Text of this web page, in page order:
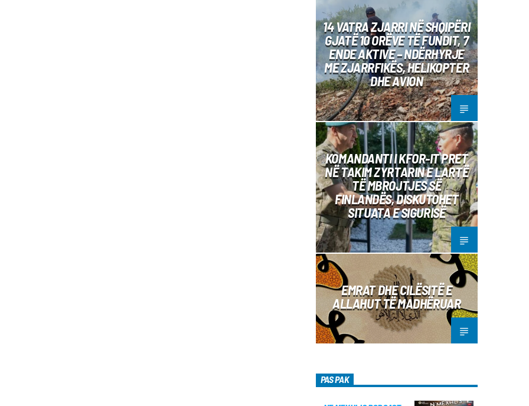
14 VATRA ZJARRI NË SHQIPËRI
GJATË 10 ORËVE TË FUNDIT, 7
ENDE AKTIVE – NDËRHYRJE
ME ZJARRFIKËS, HELIKOPTER
DHE AVION
KOMANDANTI I KFOR-IT PRET
NË TAKIM ZYRTARIN E LARTË
TË MBROJTJES SË
FINLANDËS, DISKUTOHET
SITUATA E SIGURISË
EMRAT DHE CILËSITË E
ALLAHUT TË MADHËRUAR
PAS PAK